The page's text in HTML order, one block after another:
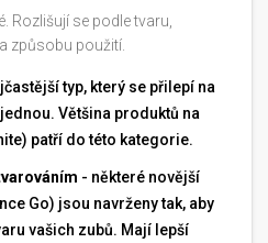
Rozlišují se podle tvaru,
způsobu použití.
typ, který se přilepí na
Většina produktů na
patří do této kategorie.
- některé novější
Go) jsou navrženy tak, aby
vašich zubů. Mají lepší